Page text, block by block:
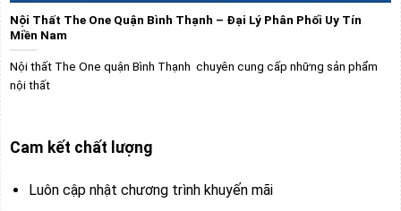
Nội Thất The One Quận Bình Thạnh – Đại Lý Phân Phối Uy Tín
Miền Nam
Nội thất The One quận Bình Thạnh chuyên cung cấp những sản phẩm
nội thất
Cam kết chất lượng
Luôn cập nhật chương trình khuyến mãi